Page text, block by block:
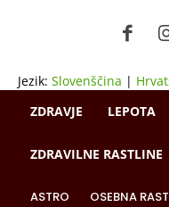
Jezik: Slovenščina |
ZDRAVJE
LEPOTA
ZDRAVILNE RASTLINE
ASTRO OSEBNA RAST